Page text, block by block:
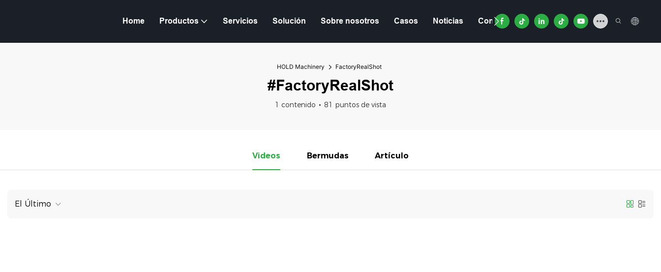
Home Productos Servicios Solución Sobre nosotros Casos Noticias Contacto Video
HOLD Machinery FactoryRealShot
#FactoryRealShot
1 contenido 81 puntos de vista
Videos Bermudas Artículo
El Último